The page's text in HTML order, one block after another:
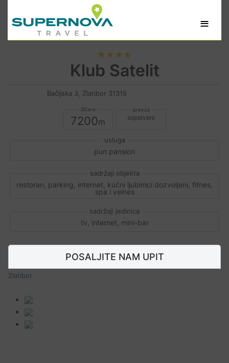
≡
★★★★
Klub Satelit
Bačijska 3, Zlatibor 31315
7200 sopstveni
pun pansion
restoran, parking, internet, kućni ljubimci dozvoljeni, fitnes,
spa i velnes
tv, internet, mini-bar
POSALJITE NAM UPIT
Zlatibor